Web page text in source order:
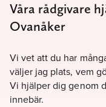
Våra rådgivare
Ovanåker
Vi vet att du har
väljer jag plats, vem
Vi hjälper dig genom
innebär.